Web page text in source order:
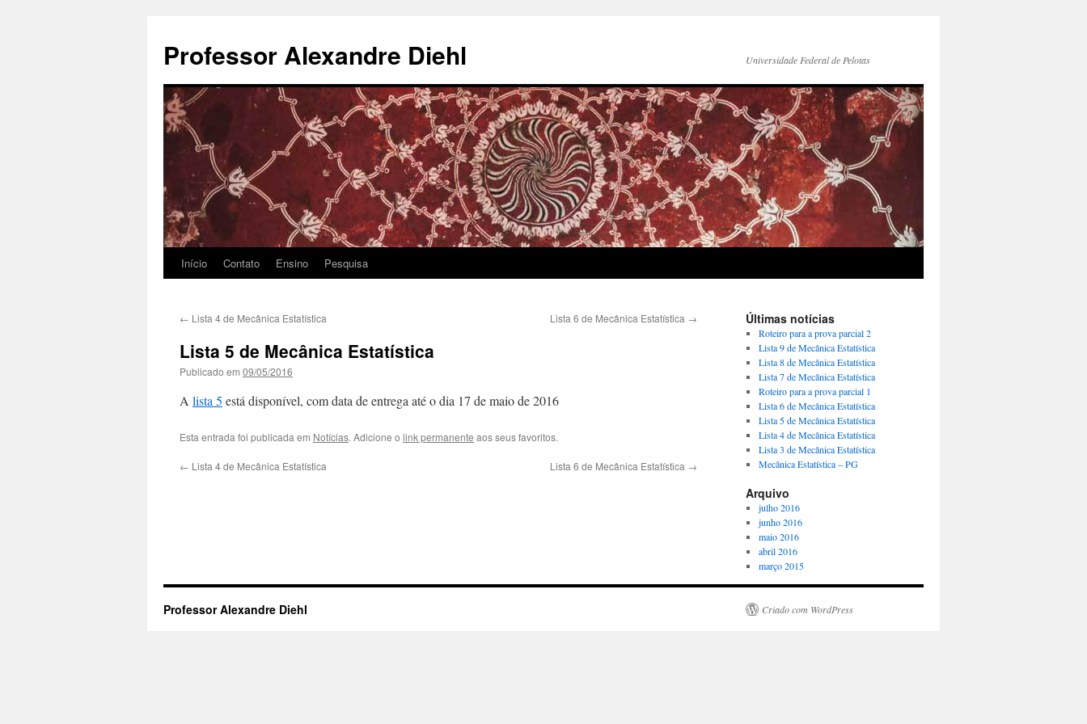
conteúdo
Professor Alexandre Diehl Universidade Federal de Pelotas
Início Contato Ensino Pesquisa
← Lista 4 de Mecânica Estatística Lista 6 de Mecânica Estatística →
Lista 5 de Mecânica Estatística
Publicado em 09/05/2016
A lista 5 está disponível, com data de entrega até o dia 17 de maio de 2016
Esta entrada foi publicada em Notícias. Adicione o link permanente aos seus favoritos.
← Lista 4 de Mecânica Estatística Lista 6 de Mecânica Estatística →
Últimas notícias
Roteiro para a prova parcial 2
Lista 9 de Mecânica Estatística
Lista 8 de Mecânica Estatística
Lista 7 de Mecânica Estatística
Roteiro para a prova parcial 1
Lista 6 de Mecânica Estatística
Lista 5 de Mecânica Estatística
Lista 4 de Mecânica Estatística
Lista 3 de Mecânica Estatística
Mecânica Estatística – PG
Arquivo
julho 2016
junho 2016
maio 2016
abril 2016
março 2015
Professor Alexandre Diehl Criado com WordPress